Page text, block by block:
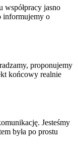
współpracy jasno
informujemy o
proponujemy
końcowy realnie
Jesteśmy
była po prostu